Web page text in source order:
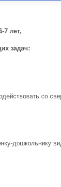
7 лет,
задач:
со
дошкольнику